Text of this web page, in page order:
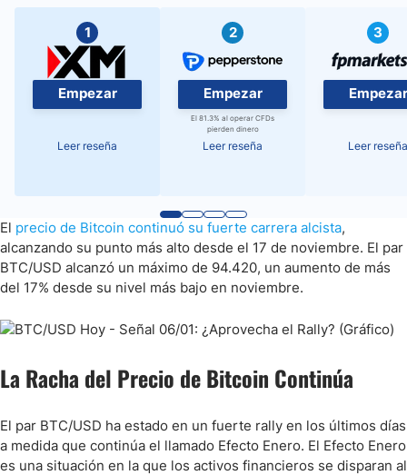
1
Empezar
Leer reseña
2
Empezar
El 81.3% al operar CFDs
pierden dinero
Leer reseña
3
Empezar
Leer reseña
El precio de Bitcoin continuó su fuerte carrera alcista,
alcanzando su punto más alto desde el 17 de noviembre. El par
BTC/USD alcanzó un máximo de 94.420, un aumento de más
del 17% desde su nivel más bajo en noviembre.
La Racha del Precio de Bitcoin Continúa
El par BTC/USD ha estado en un fuerte rally en los últimos días
a medida que continúa el llamado Efecto Enero. El Efecto Enero
es una situación en la que los activos financieros se disparan al